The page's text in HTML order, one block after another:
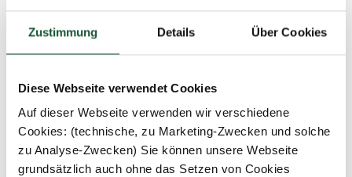
Zustimmung Details Über Cookies
Diese Webseite verwendet Cookies
Auf dieser Webseite verwenden wir verschiedene
Cookies: (technische, zu Marketing-Zwecken und solche
zu Analyse-Zwecken) Sie können unsere Webseite
grundsätzlich auch ohne das Setzen von Cookies